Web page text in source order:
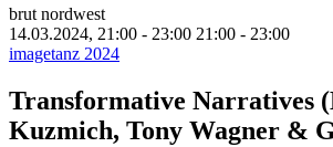
brut nordwest
14.03.2024, 21:00 - 23:00 21:00 - 23:00
imagetanz 2024
Transformative Narratives
Kuzmich, Tony Wagner &